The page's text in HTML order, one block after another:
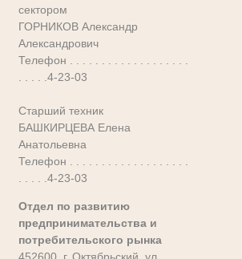
сектором
ГОРНИКОВ Александр
Александрович
Телефон . . . . . . . . . . . . . . . . . . .
. . . . .4-23-03
Старший техник
БАШКИРЦЕВА Елена
Анатольевна
Телефон . . . . . . . . . . . . . . . . . . .
. . . . .4-23-03
Отдел по развитию
предпринимательства и
потребительского рынка